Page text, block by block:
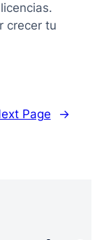
crecer tu
Page →